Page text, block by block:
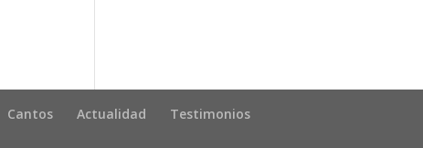
Cantos Actualidad
Testimonios